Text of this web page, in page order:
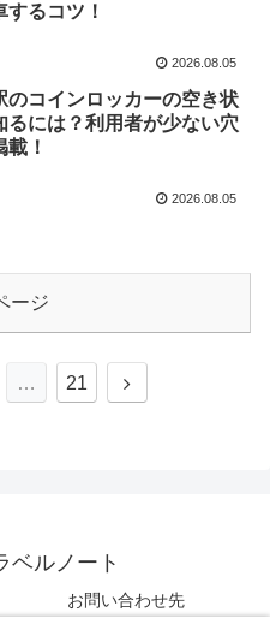
するコツ！
2026.08.05
のコインロッカーの空き状
るには？利用者が少ない穴
載！
2026.08.05
ージ
… 21
次
ベルノート
お問い合わせ先